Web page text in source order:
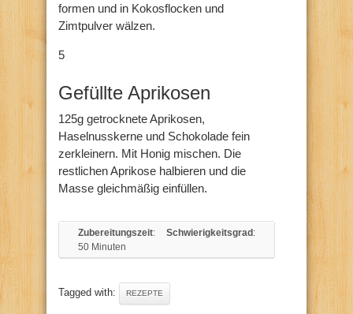
formen und in Kokosflocken und
Zimtpulver wälzen.
5
Gefüllte Aprikosen
125g getrocknete Aprikosen,
Haselnusskerne und Schokolade fein
zerkleinern. Mit Honig mischen. Die
restlichen Aprikose halbieren und die
Masse gleichmäßig einfüllen.
Zubereitungszeit:
50 Minuten
Schwierigkeitsgrad:
Tagged with: REZEPTE